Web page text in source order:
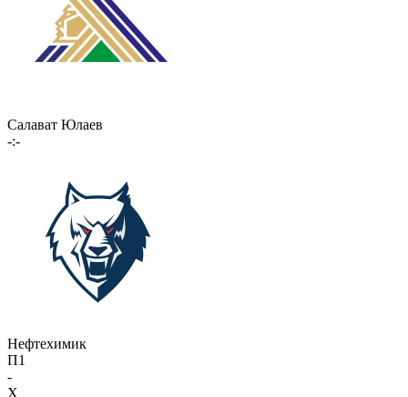
Салават Юлаев
-:-
Нефтехимик
П1
-
X